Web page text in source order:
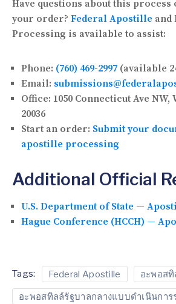
Have questions about this
your order? Federal Apostille and
Processing is available to assist:
Phone: (760) 469-2997 (available
Email:
Office: 1050 Connecticut Ave NW,
20036
Start an order: Submit your
apostille processing
Additional Official
U.S. Department of State —
Hague Conference (HCCH) —
Tags: Federal Apostille อะพอสทิ
อะพอสทิลล์รัฐบาลกลางแบบดำเนินการ